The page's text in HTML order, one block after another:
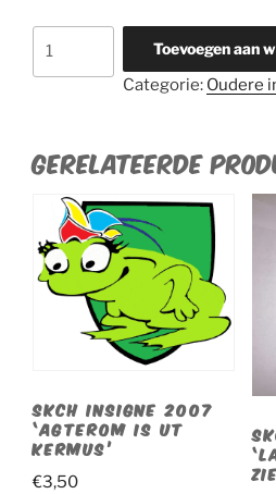
musiek
(klein)
aantal
Toevoegen aan
Categorie: Oudere
Gerelateerde
SKCH INSIGNE 2007
‘AGTEROM IS UT
KERMUS’
€3,50